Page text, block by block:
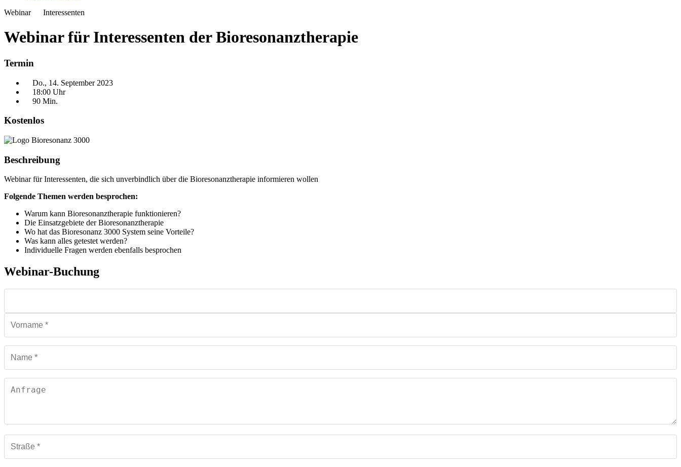
Webinar
Interessenten
Webinar für Interessenten der Bioresonanztherapie
Termin
Do., 14. September 2023
18:00 Uhr
90 Min.
Kostenlos
Beschreibung
Webinar für Interessenten, die sich unverbindlich über die Bioresonanztherapie informieren wollen
Folgende Themen werden besprochen:
Warum kann Bioresonanztherapie funktionieren?
Die Einsatzgebiete der Bioresonanztherapie
Wo hat das Bioresonanz 3000 System seine Vorteile?
Was kann alles getestet werden?
Individuelle Fragen werden ebenfalls besprochen
Webinar-Buchung